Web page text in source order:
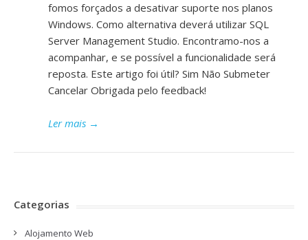
fomos forçados a desativar suporte nos planos
Windows. Como alternativa deverá utilizar SQL
Server Management Studio. Encontramo-nos a
acompanhar, e se possível a funcionalidade será
reposta. Este artigo foi útil? Sim Não Submeter
Cancelar Obrigada pelo feedback!
Ler mais →
Categorias
Alojamento Web